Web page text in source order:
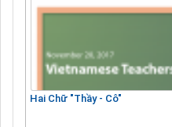
Hai Chữ "Thầy - Cô"